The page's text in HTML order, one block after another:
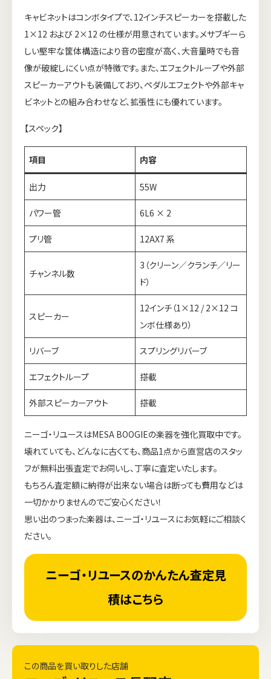
キャビネットはコンボタイプで、12インチスピーカーを搭載した
1×12 および 2×12 の仕様が用意されています。メサブギーら
しい堅牢な筐体構造により音の密度が高く、大音量時でも音
像が破綻しにくい点が特徴です。また、エフェクトループや外部
スピーカーアウトも装備しており、ペダルエフェクトや外部キャ
ビネットとの組み合わせなど、拡張性にも優れています。
【スペック】
項目 内容
出力 55W
パワー管 6L6 × 2
プリ管 12AX7 系
チャンネル数
3（クリーン／クランチ／リー
ド）
スピーカー
12インチ（1×12 / 2×12 コ
ンボ仕様あり）
リバーブ スプリングリバーブ
エフェクトループ 搭載
外部スピーカーアウト 搭載
ニーゴ・リユースはMESA BOOGIEの楽器を強化買取中です。
壊れていても、どんなに古くても、商品1点から直営店のスタッ
フが無料出張査定でお伺いし、丁寧に査定いたします。
もちろん査定額に納得が出来ない場合は断っても費用などは
一切かかりませんのでご安心ください！
思い出のつまった楽器は、ニーゴ・リユースにお気軽にご相談く
ださい。
ニーゴ・リユースのかんたん査定見
積はこちら
この商品を買い取りした店舗